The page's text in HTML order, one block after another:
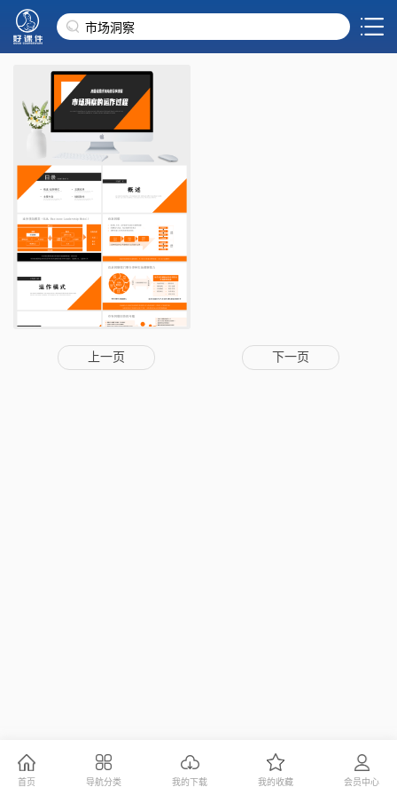
上一页 下一页
首页 导航分类 我的下载 我的收藏 会员中心